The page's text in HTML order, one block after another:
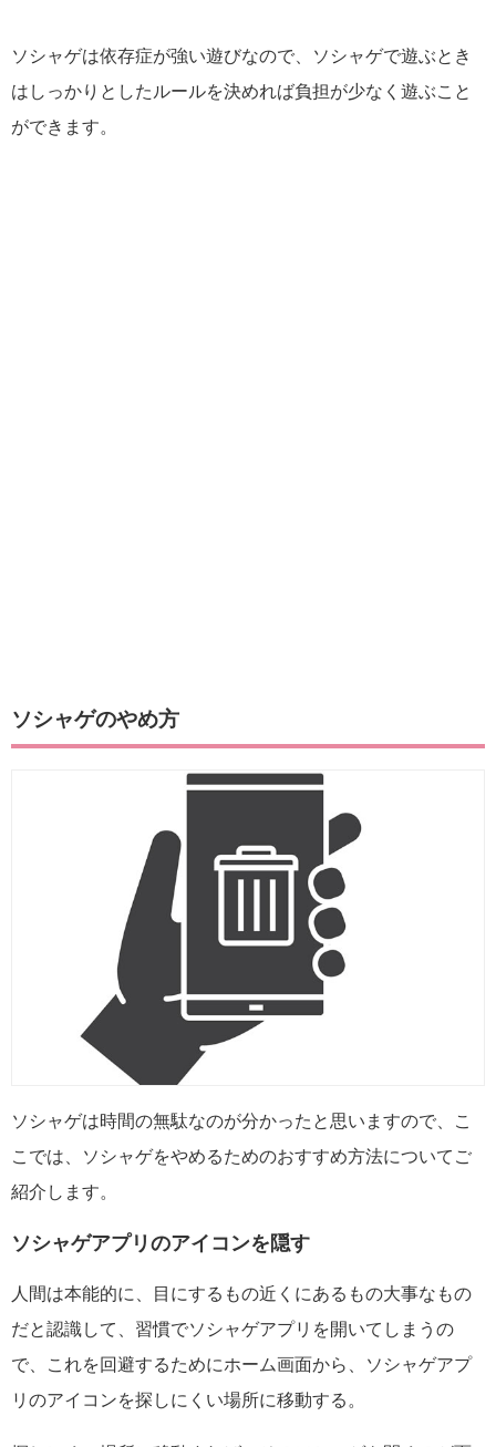
ソシャゲは依存症が強い遊びなので、ソシャゲで遊ぶとき
はしっかりとしたルールを決めれば負担が少なく遊ぶこと
ができます。
ソシャゲのやめ方
ソシャゲは時間の無駄なのが分かったと思いますので、こ
こでは、ソシャゲをやめるためのおすすめ方法についてご
紹介します。
ソシャゲアプリのアイコンを隠す
人間は本能的に、目にするもの近くにあるもの大事なもの
だと認識して、習慣でソシャゲアプリを開いてしまうの
で、これを回避するためにホーム画面から、ソシャゲアプ
リのアイコンを探しにくい場所に移動する。